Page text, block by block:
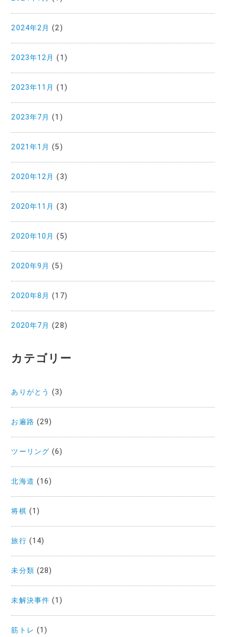
2024年2月 (2)
2023年12月 (1)
2023年11月 (1)
2023年7月 (1)
2021年1月 (5)
2020年12月 (3)
2020年11月 (3)
2020年10月 (5)
2020年9月 (5)
2020年8月 (17)
2020年7月 (28)
カテゴリー
ありがとう (3)
お遍路 (29)
ツーリング (6)
北海道 (16)
将棋 (1)
旅行 (14)
未分類 (28)
未解決事件 (1)
筋トレ (1)